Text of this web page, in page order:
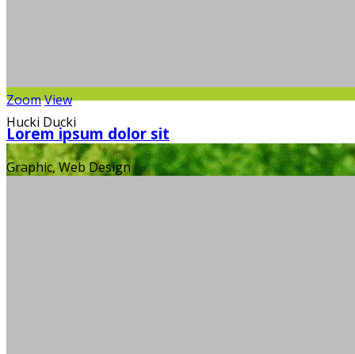
Hucki Ducki
ZoomView
Lorem ipsum dolor sit
Graphic, Web Design